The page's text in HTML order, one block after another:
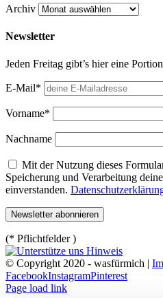
Archiv
Newsletter
Jeden Freitag gibt’s hier eine
E-Mail*
Vorname*
Nachname
Mit der Nutzung dieses
Speicherung und Verarbeitung
einverstanden.
(* Pflichtfelder )
© Copyright 2020 - wasfürmich |
FacebookInstagramPinterest
Page load link